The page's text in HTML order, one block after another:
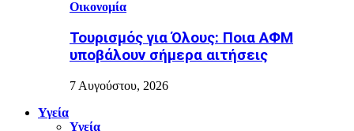
Οικονομία
Τουρισμός για Όλους: Ποια ΑΦΜ
υποβάλουν σήμερα αιτήσεις
7 Αυγούστου, 2026
Υγεία
Υγεία